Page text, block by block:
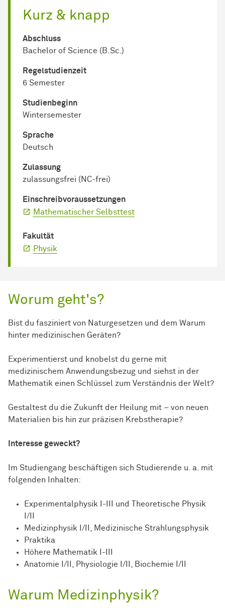
Kurz & knapp
Abschluss
Bachelor of Science (B.Sc.)
Regel­studienzeit
6 Semester
Studienbeginn
Wintersemester
Sprache
Deutsch
Zulassung
zulassungsfrei (NC-frei)
Einschreib­voraussetzungen
Mathematischer Selbsttest
Fakultät
Physik
Worum geht's?
Bist du fasziniert von Naturgesetzen und dem Warum
hinter medizinischen Geräten?
Experimentierst und knobelst du gerne mit
medizinischem Anwendungsbezug und siehst in der
Mathematik einen Schlüssel zum Verständnis der Welt?
Gestaltest du die Zukunft der Heilung mit – von neuen
Materialien bis hin zur präzisen Krebstherapie?
Interesse geweckt?
Im Studiengang beschäftigen sich Studierende u. a. mit
folgenden Inhalten:
Experimentalphysik I-III und Theoretische Physik
I/II
Medizinphysik I/II, Medizinische Strahlungsphysik
Praktika
Höhere Mathematik I-III
Anatomie I/II, Physiologie I/II, Biochemie I/II
Warum Medizinphysik?